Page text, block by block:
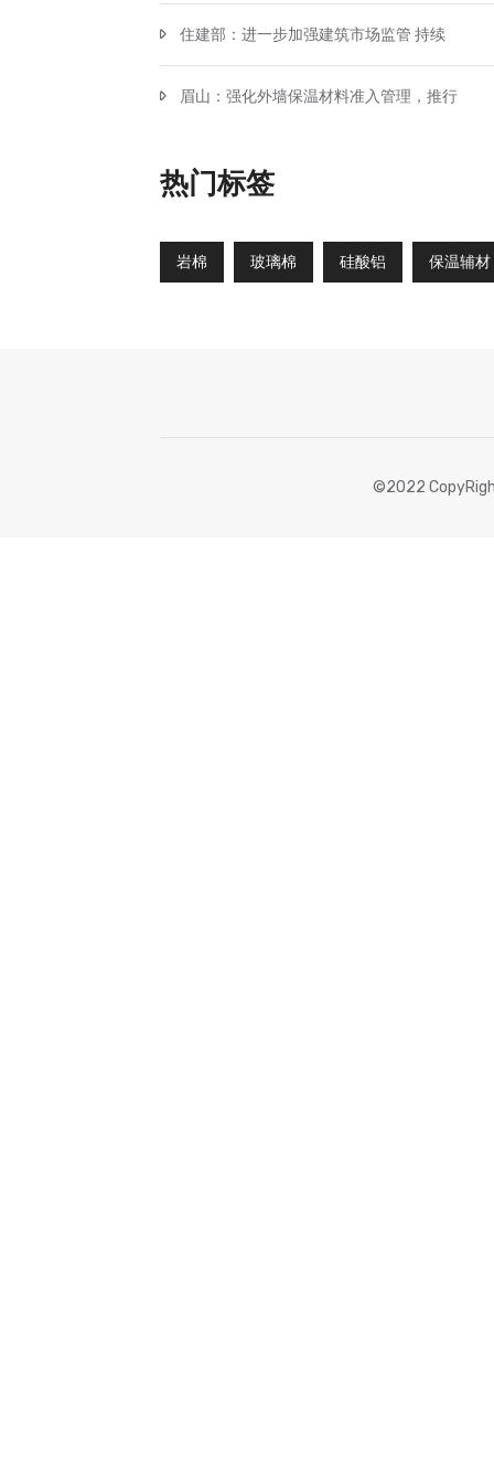
住建部：进一步加强建筑市场监管 持续
眉山：强化外墙保温材料准入管理，推行
热门标签
岩棉 玻璃棉 硅酸铝 保温辅材
©2022